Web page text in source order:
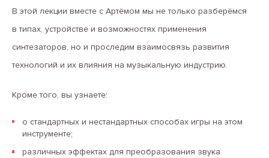
В этой лекции вместе с Артёмом мы не только разберёмся
в типах, устройстве и возможностях применения
синтезаторов, но и проследим взаимосвязь развития
технологий и их влияния на музыкальную индустрию.
Кроме того, вы узнаете:
о стандартных и нестандартных способах игры на этом
инструменте;
различных эффектах для преобразования звука